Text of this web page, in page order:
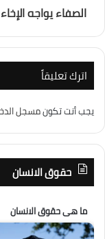
الصفاء يواجه
اترك تعليقاً
يجب أنت تكونمسجل
حقوق الانسان
ما هى حقوق الانسان